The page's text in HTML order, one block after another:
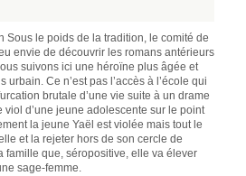
Sous le poids de la tradition, le comité de
envie de découvrir les romans antérieurs
suivons ici une héroïne plus âgée et
Ce n’est pas l’accès à l’école qui
brutale d’une vie suite à un drame
viol d’une jeune adolescente sur le point
la jeune Yaël est violée mais tout le
et la rejeter hors de son cercle de
famille que, séropositive, elle va élever
sage-femme.